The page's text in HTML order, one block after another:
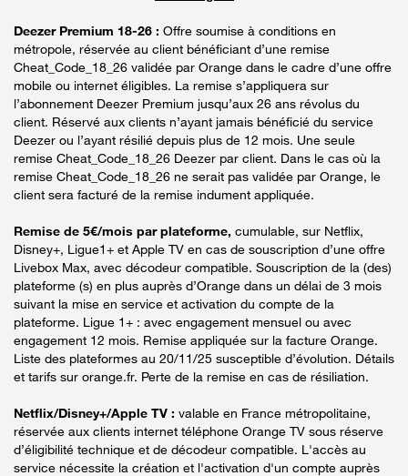
Deezer Premium 18-26 : Offre soumise à conditions en
métropole, réservée au client bénéficiant d’une remise
Cheat_Code_18_26 validée par Orange dans le cadre d’une offre
mobile ou internet éligibles. La remise s’appliquera sur
l’abonnement Deezer Premium jusqu’aux 26 ans révolus du
client. Réservé aux clients n’ayant jamais bénéficié du service
Deezer ou l’ayant résilié depuis plus de 12 mois. Une seule
remise Cheat_Code_18_26 Deezer par client. Dans le cas où la
remise Cheat_Code_18_26 ne serait pas validée par Orange, le
client sera facturé de la remise indument appliquée.
Remise de 5€/mois par plateforme, cumulable, sur Netflix,
Disney+, Ligue1+ et Apple TV en cas de souscription d’une offre
Livebox Max, avec décodeur compatible. Souscription de la (des)
plateforme (s) en plus auprès d’Orange dans un délai de 3 mois
suivant la mise en service et activation du compte de la
plateforme. Ligue 1+ : avec engagement mensuel ou avec
engagement 12 mois. Remise appliquée sur la facture Orange.
Liste des plateformes au 20/11/25 susceptible d’évolution. Détails
et tarifs sur orange.fr. Perte de la remise en cas de résiliation.
Netflix/Disney+/Apple TV : valable en France métropolitaine,
réservée aux clients internet téléphone Orange TV sous réserve
d’éligibilité technique et de décodeur compatible. L'accès au
service nécessite la création et l'activation d'un compte auprès